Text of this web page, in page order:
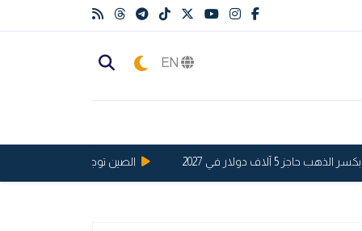
5 آلاف دولار في 2027 الصين توجه ضربة قوية للولايات